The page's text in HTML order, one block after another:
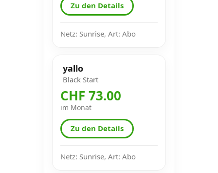
Zu den Details
Netz: Sunrise, Art: Abo
yallo
Black Start
CHF 73.00
im Monat
Zu den Details
Netz: Sunrise, Art: Abo